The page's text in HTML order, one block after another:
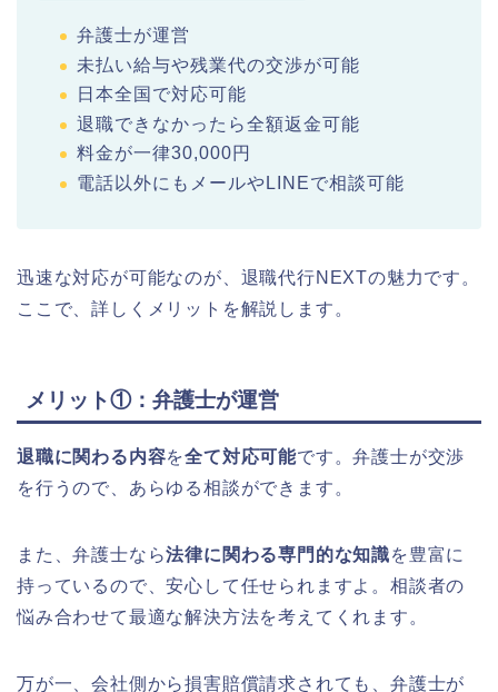
弁護士が運営
未払い給与や残業代の交渉が可能
日本全国で対応可能
退職できなかったら全額返金可能
料金が一律30,000円
電話以外にもメールやLINEで相談可能
迅速な対応が可能なのが、退職代行NEXTの魅力です。
ここで、詳しくメリットを解説します。
メリット①：弁護士が運営
退職に関わる内容を全て対応可能です。弁護士が交渉
を行うので、あらゆる相談ができます。
また、弁護士なら法律に関わる専門的な知識を豊富に
持っているので、安心して任せられますよ。相談者の
悩み合わせて最適な解決方法を考えてくれます。
万が一、会社側から損害賠償請求されても、弁護士が